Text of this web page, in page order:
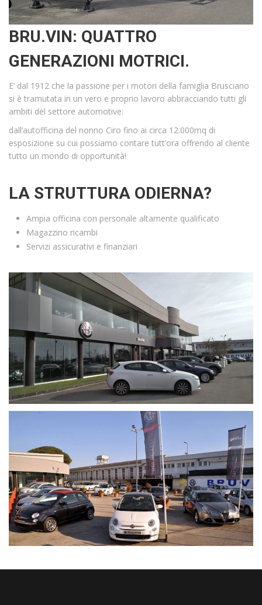
BRU.VIN: QUATTRO
GENERAZIONI MOTRICI.
E’ dal 1912 che la passione per i motori della famiglia Brusciano
si è tramutata in un vero e proprio lavoro abbracciando tutti gli
ambiti del settore automotive:
dall’autofficina del nonno Ciro fino ai circa 12.000mq di
esposizione su cui possiamo contare tutt’ora offrendo al cliente
tutto un mondo di opportunità!
LA STRUTTURA ODIERNA?
Ampia officina con personale altamente qualificato
Magazzino ricambi
Servizi assicurativi e finanziari